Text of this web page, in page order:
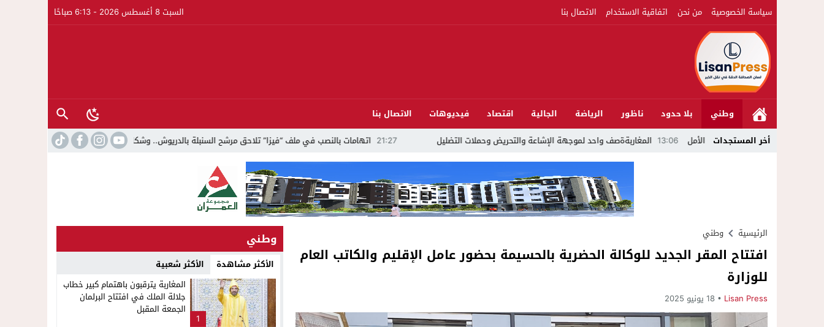
سياسة الخصوصية من نحن اتفاقية الاستخدام الاتصال بنا السبت 8 أغسطس 2026 - 6:13 صباحًا
وطني بلا حدود ناظور الرياضة الجالية اقتصاد فيديوهات
الاتصال بنا
أخر المستجدات
21:27 اتهامات بالنصب في ملف “فيزا” تلاحق مرشح السنبلة بالدريوش.. وشكاية قضائية تفتح الباب أمام التحقيق 18:53 بخبرة 30 سنة وتجهيزات بمعايير عالمية ..الدكتور نورالدين صبار يفتتح عيادته المتخصصة في جراحة العظام بالناظور المغاربةةصف واحد لموجهة الإشاعة والتحريض وحملات التضليل
الرئيسية وطني
افتتاح المقر الجديد للوكالة الحضرية بالحسيمة بحضور عامل الإقليم والكاتب العام
للوزارة
Lisan Press 18 يونيو 2025
وطني
الأكثر مشاهدة الأكثر شعبية
1
المغاربة يترقبون باهتمام كبير خطاب
جلالة الملك في افتتاح البرلمان
الجمعة المقبل